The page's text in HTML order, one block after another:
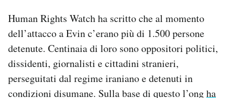
Human Rights Watch ha scritto che al momento
dell’attacco a Evin c’erano più di 1.500 persone
detenute. Centinaia di loro sono oppositori politici,
dissidenti, giornalisti e cittadini stranieri,
perseguitati dal regime iraniano e detenuti in
condizioni disumane. Sulla base di questo l’ongha